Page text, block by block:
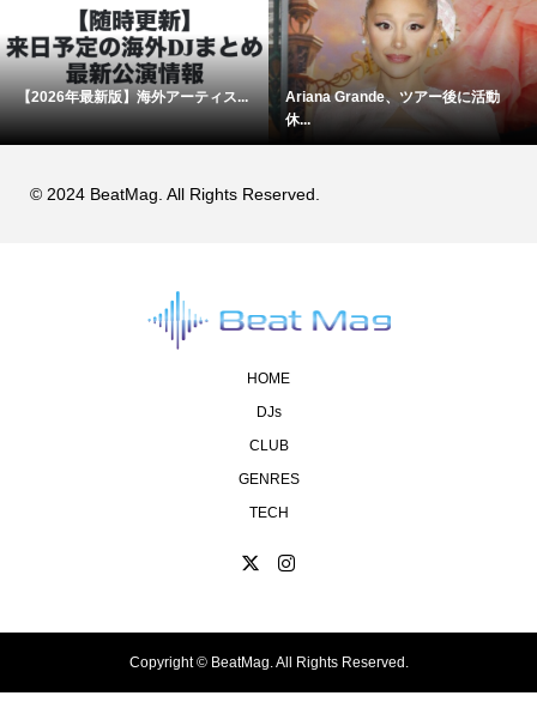
【2026年最新版】海外アーティス...
Ariana Grande、ツアー後に活動
休...
© 2024 BeatMag. All Rights Reserved.
HOME
DJs
CLUB
GENRES
TECH
Copyright ©BeatMag. All Rights Reserved.